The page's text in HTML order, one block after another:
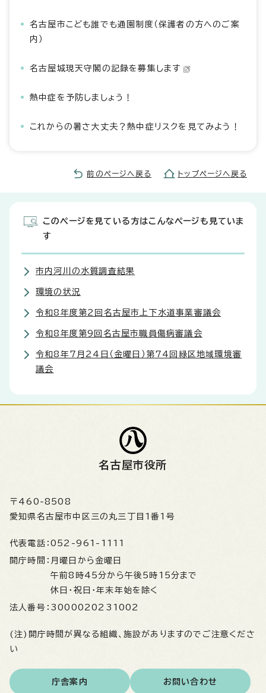
名古屋市こども誰でも通園制度（保護者の方へのご案
内）
名古屋城現天守閣の記録を募集します
熱中症を予防しましょう！
これからの暑さ大丈夫？熱中症リスクを見てみよう！
前のページへ戻る トップページへ戻る
このページを見ている方はこんなページも見ていま
す
市内河川の水質調査結果
環境の状況
令和8年度第2回名古屋市上下水道事業審議会
令和8年度第9回名古屋市職員傷病審議会
令和8年7月24日（金曜日）第74回緑区地域環境審
議会
名古屋市役所
〒460-8508
愛知県名古屋市中区三の丸三丁目1番1号
代表電話： 052-961-1111
開庁時間： 月曜日から金曜日
午前8時45分から午後5時15分まで
休日・祝日・年末年始を除く
法人番号： 3000020231002
(注)開庁時間が異なる組織、施設がありますのでご注意くださ
い
庁舎案内 お問い合わせ